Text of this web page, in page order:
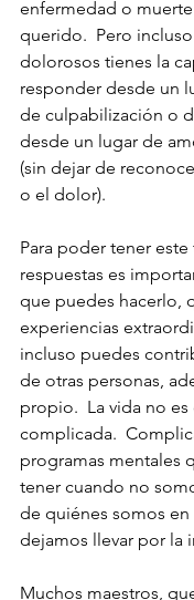
enfermedad o
querido.  Pero
dolorosos tienes la
responder desde un
de culpabilización o
desde un lugar de
(sin dejar de
o el dolor).
Para poder tener
respuestas es
que puedes hacerlo,
experiencias
incluso puedes
de otras personas,
propio.  La vida no
complicada.
programas mentales
tener cuando no
de quiénes somos en
dejamos llevar por la
Muchos maestros,